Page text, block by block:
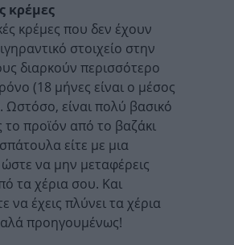
κρέμες
κρέμες που δεν έχουν
στοιχείο στην
διαρκούν περισσότερο
(18 μήνες είναι ο μέσος
Ωστόσο, είναι πολύ βασικό
το προϊόν από το βαζάκι
είτε με μια
να μην μεταφέρεις
τα χέρια σου. Και
να έχεις πλύνει τα χέρια
προηγουμένως!